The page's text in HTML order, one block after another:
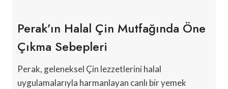
Perak’ın Halal Çin Mutfağında Öne
Çıkma Sebepleri
Perak, geleneksel Çin lezzetlerini halal
uygulamalarıyla harmanlayan canlı bir yemek